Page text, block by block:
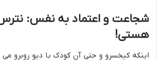
شجاعت و اعتماد به نفس:
هستی!
اینکه کیخسرو و حتی آن کودک با دیو روبرو